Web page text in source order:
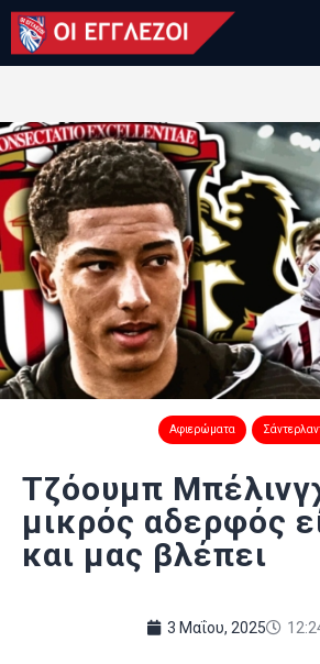
LONDON CALLING
ΚΑΤΗΓΟΡΙΕΣ
ΒΑΘΜΟΛΟΓΙΕΣ
ΟΜΑΔΕΣ
ΠΟΙΟΙ ΕΙΜΑΣΤΕ
Αφιερώματα
Τζόουμπ
μικρός αδερφός
και μας βλέπει
3 Μαΐου, 2025